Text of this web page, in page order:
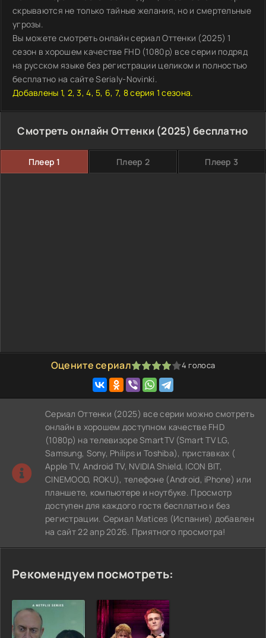
скрываются не только тайные желания, но и смертельные
угрозы.
Вы можете смотреть онлайн сериал Оттенки (2025) 1
сезон в хорошем качестве FHD (1080p) все серии подряд
на русском языке без регистрации целиком и полностью
бесплатно на сайте Serialy-Novinki.
Добавлены 1, 2, 3, 4, 5, 6, 7, 8 серия 1 сезона.
Смотреть онлайн Оттенки (2025) бесплатно
Плеер 1 Плеер 2 Плеер 3
Оцените сериал
1 2 3 4 5 4 голоса
Сериал Оттенки (2025) все серии можно смотреть
онлайн в хорошем доступном качестве FHD
(1080p) на телевизоре SmartTV (Smart TV LG,
Samsung, Sony, Philips и Toshiba), приставках (
Apple TV, Android TV, NVIDIA Shield, ICON BIT,
CINEMOOD, ROKU), телефоне (Android, iPhone) или
планшете, компьютере и ноутбуке. Просмотр
доступен для каждого гостя бесплатно и без
регистрации. Сериал Matices (Испания) добавлен
на сайт 22 апр 2026. Приятного просмотра!
Рекомендуем посмотреть: